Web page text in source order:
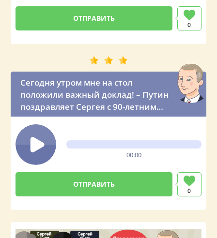
0
Сегодня утром мне на стол
положили важный доклад! – Путин
поздравляет Сергея с 90-летним
юбилеем
00:00
0